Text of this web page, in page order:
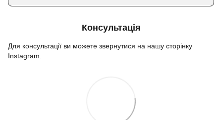
Консультація
Для консультації ви можете звернутися на нашу сторінку
Instagram.